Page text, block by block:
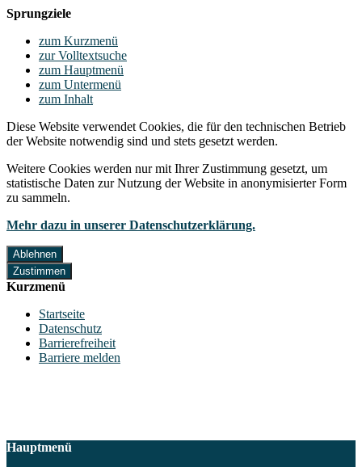
Sprungziele
zum Kurzmenü
zur Volltextsuche
zum Hauptmenü
zum Untermenü
zum Inhalt
Diese Website verwendet Cookies, die für den technischen Betrieb
der Website notwendig sind und stets gesetzt werden.
Weitere Cookies werden nur mit Ihrer Zustimmung gesetzt, um
statistische Daten zur Nutzung der Website in anonymisierter Form
zu sammeln.
Mehr dazu in unserer Datenschutzerklärung.
Ablehnen
Zustimmen
Kurzmenü
Startseite
Datenschutz
Barrierefreiheit
Barriere melden
Hauptmenü